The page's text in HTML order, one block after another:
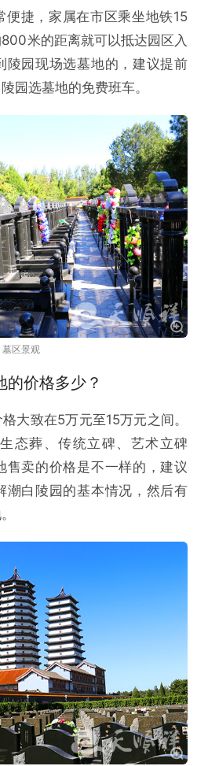
便捷，家属在市区乘坐地铁15
米的距离就可以抵达园区入
陵园现场选墓地的，建议提前
园选墓地的免费班车。
墓区景观
的价格多少？
大致在5万元至15万元之间。
态葬、传统立碑、艺术立碑
售卖的价格是不一样的，建议
潮白陵园的基本情况，然后有